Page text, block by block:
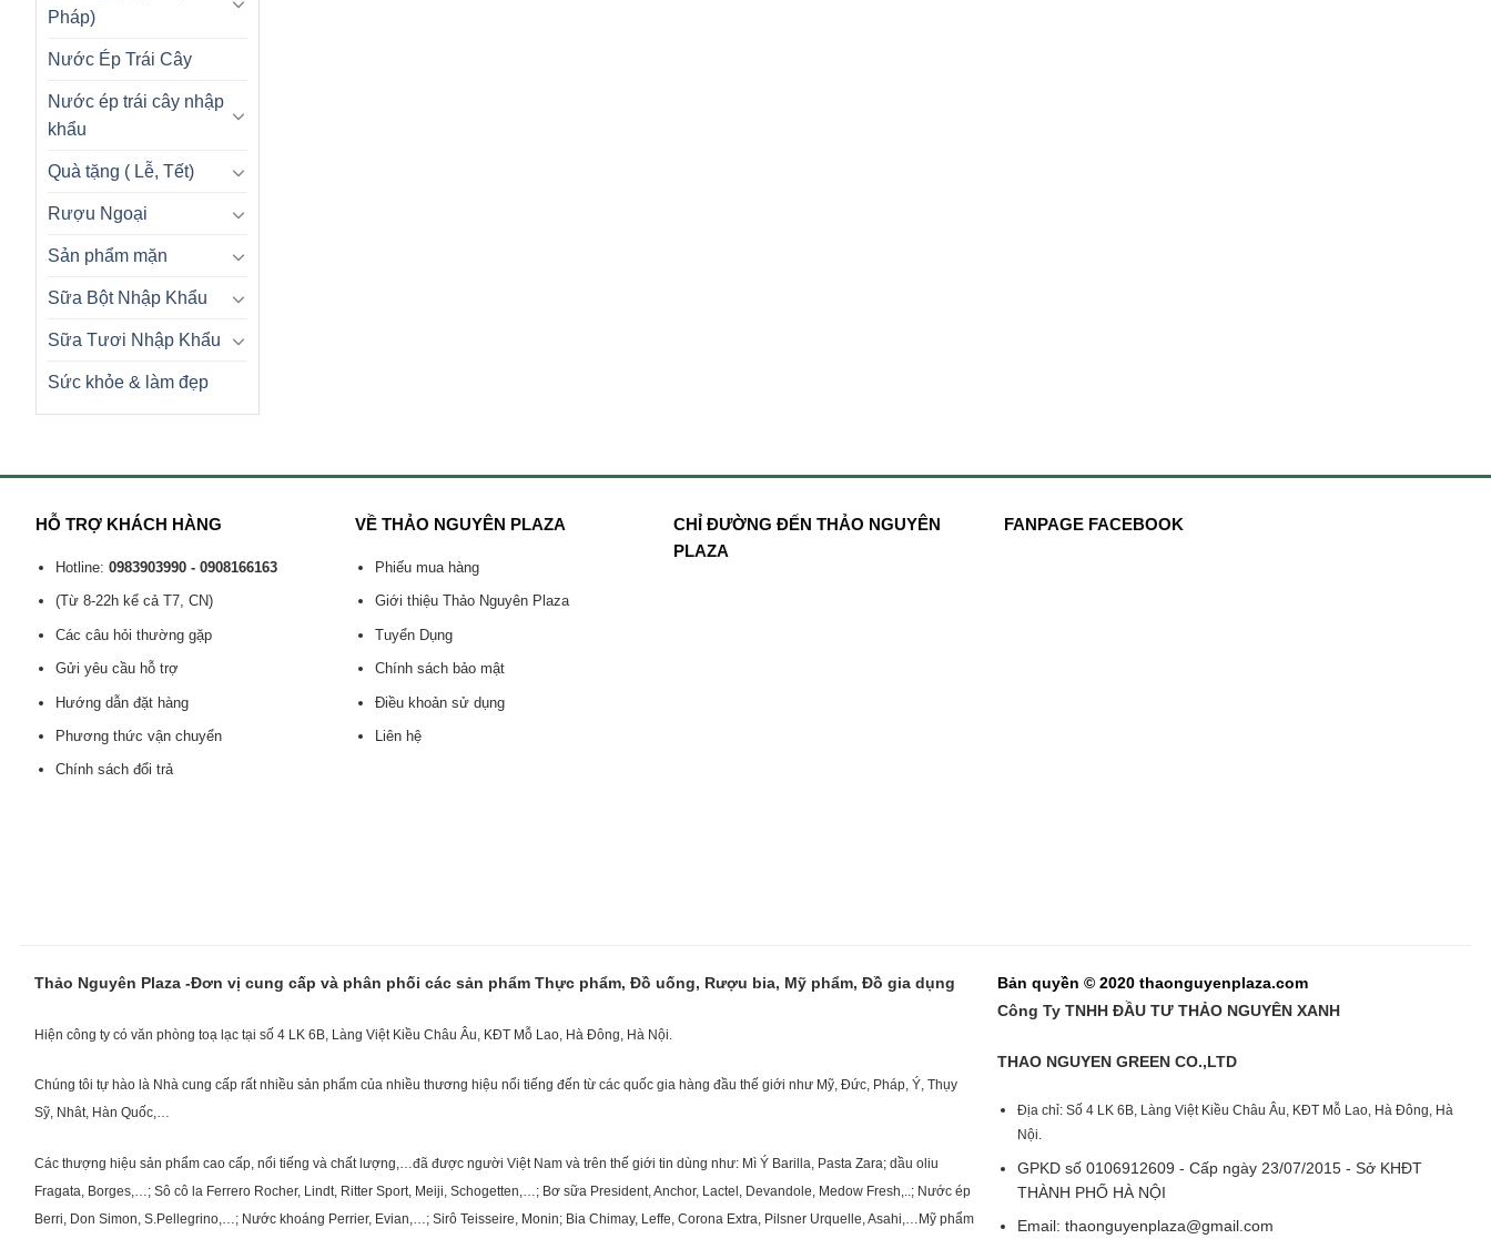
Pháp)
Nước Ép Trái Cây
Nước ép trái cây nhập
khẩu
Quà tặng ( Lễ, Tết)
Rượu Ngoại
Sản phẩm mặn
Sữa Bột Nhập Khẩu
Sữa Tươi Nhập Khẩu
Sức khỏe & làm đẹp
HỖ TRỢ KHÁCH HÀNG
Hotline: 0983903990 - 0908166163
(Từ 8-22h kể cả T7, CN)
Các câu hỏi thường gặp
Gửi yêu cầu hỗ trợ
Hướng dẫn đặt hàng
Phương thức vận chuyển
Chính sách đổi trả
VỀ THẢO NGUYÊN PLAZA
Phiếu mua hàng
Giới thiệu Thảo Nguyên Plaza
Tuyển Dụng
Chính sách bảo mật
Điều khoản sử dụng
Liên hệ
CHỈ ĐƯỜNG ĐẾN THẢO NGUYÊN
PLAZA
FANPAGE FACEBOOK
Thảo Nguyên Plaza -Đơn vị cung cấp và phân phối các sản phẩm Thực phẩm, Đồ uống, Rượu bia, Mỹ phẩm, Đồ gia dụng
Hiện công ty có văn phòng toạ lạc tại số 4 LK 6B, Làng Việt Kiều Châu Âu, KĐT Mỗ Lao, Hà Đông, Hà Nội.
Chúng tôi tự hào là Nhà cung cấp rất nhiều sản phẩm của nhiều thương hiệu nổi tiếng đến từ các quốc gia hàng đầu thế giới như Mỹ, Đức, Pháp, Ý, Thụy
Sỹ, Nhât, Hàn Quốc,…
Các thượng hiệu sản phẩm cao cấp, nổi tiếng và chất lượng,…đã được người Việt Nam và trên thế giới tin dùng như: Mì Ý Barilla, Pasta Zara; dầu oliu
Fragata, Borges,…; Sô cô la Ferrero Rocher, Lindt, Ritter Sport, Meiji, Schogetten,…; Bơ sữa President, Anchor, Lactel, Devandole, Medow Fresh,..; Nước ép
Berri, Don Simon, S.Pellegrino,…; Nước khoáng Perrier, Evian,…; Sirô Teisseire, Monin; Bia Chimay, Leffe, Corona Extra, Pilsner Urquelle, Asahi,…Mỹ phẩm
Bản quyền © 2020 thaonguyenplaza.com
Công Ty TNHH ĐẦU TƯ THẢO NGUYÊN XANH
THAO NGUYEN GREEN CO.,LTD
Địa chỉ: Số 4 LK 6B, Làng Việt Kiều Châu Âu, KĐT Mỗ Lao, Hà Đông, Hà
Nội.
GPKD số 0106912609 - Cấp ngày 23/07/2015 - Sở KHĐT
THÀNH PHỐ HÀ NỘI
Email:thaonguyenplaza@gmail.com